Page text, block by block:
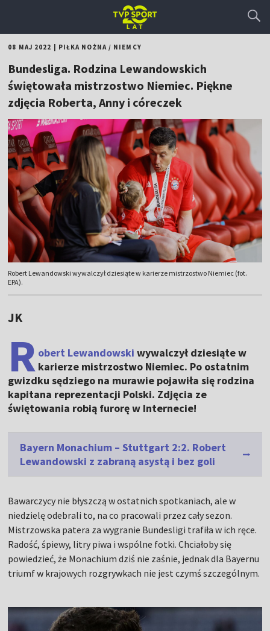
08 MAJ 2022 PIŁKA NOŻNA/ NIEMCY
Bundesliga. Rodzina Lewandowskich
świętowała mistrzostwo Niemiec. Piękne
zdjęcia Roberta, Anny i córeczek
Robert Lewandowski wywalczył dziesiąte w karierze mistrzostwo Niemiec (fot.
EPA).
JK
R obert Lewandowski wywalczył dziesiąte w
karierze mistrzostwo Niemiec. Po ostatnim
gwizdku sędziego na murawie pojawiła się rodzina
kapitana reprezentacji Polski. Zdjęcia ze
świętowania robią furorę w Internecie!
Bayern Monachium – Stuttgart 2:2. Robert
Lewandowski z zabraną asystą i bez goli
Bawarczycy nie błyszczą w ostatnich spotkaniach, ale w
niedzielę odebrali to, na co pracowali przez cały sezon.
Mistrzowska patera za wygranie Bundesligi trafiła w ich ręce.
Radość, śpiewy, litry piwa i wspólne fotki. Chciałoby się
powiedzieć, że Monachium dziś nie zaśnie, jednak dla Bayernu
triumf w krajowych rozgrywkach nie jest czymś szczególnym.